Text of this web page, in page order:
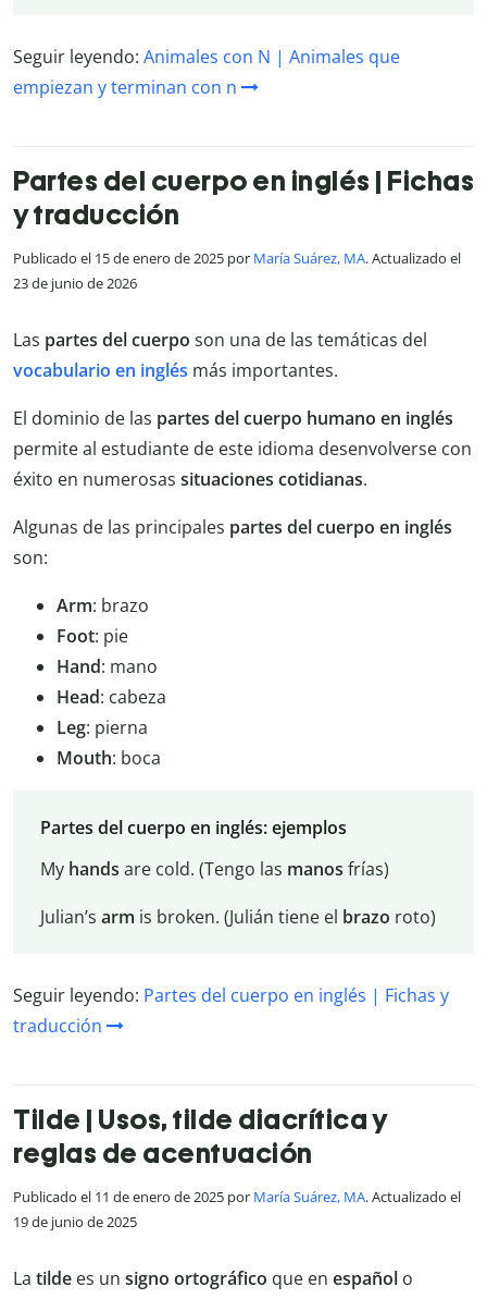
Seguir leyendo: Animales con N | Animales que
empiezan y terminan con n
Partes del cuerpo en inglés | Fichas
y traducción
Publicado el 15 de enero de 2025 por María Suárez, MA. Actualizado el
23 de junio de 2026
Las partes del cuerpo son una de las temáticas del
vocabulario en inglés más importantes.
El dominio de las partes del cuerpo humano en inglés
permite al estudiante de este idioma desenvolverse con
éxito en numerosas situaciones cotidianas.
Algunas de las principales partes del cuerpo en inglés
son:
Arm: brazo
Foot: pie
Hand: mano
Head: cabeza
Leg: pierna
Mouth: boca
Partes del cuerpo en inglés: ejemplos
My hands are cold. (Tengo las manos frías)
Julian’s arm is broken. (Julián tiene el brazo roto)
Seguir leyendo: Partes del cuerpo en inglés | Fichas y
traducción
Tilde | Usos, tilde diacrítica y
reglas de acentuación
Publicado el 11 de enero de 2025 por María Suárez, MA. Actualizado el
19 de junio de 2025
La tilde es un signo ortográfico que en español o